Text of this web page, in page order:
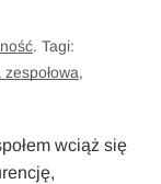
. Tagi:
zespołowa,
wciąż się